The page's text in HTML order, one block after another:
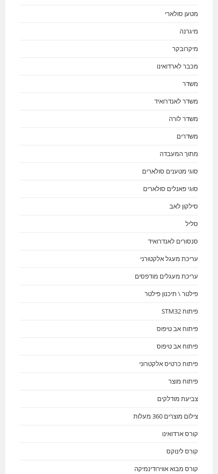
מטען סולארי
מיגרנה
מיקרובקר
מכבר לארדואינו
משדר
משדר לאנדרואיד
משדר לורה
משדרים
מתוך המעבדה
סוגי מטענים סולארים
סוגי פאנלים סולארים
סילקון לאב
סליל
סנסורים לאנדרואיד
עריכת מעגל אלקטורני
עריכת מעגלים מודפסים
פילטר \ תיכנון פילטר
פיתוח STM32
פיתוח אב טיפוס
פיתוח אב טיפוס
פיתוח כרטיס אלקטרוני
פיתוח מוצר
צביעת מודלקים
צילום מוצרים 360 מעלות
קורס ארדואינו
קורס לינוקס
קורס מבוא אווירודינמיקה